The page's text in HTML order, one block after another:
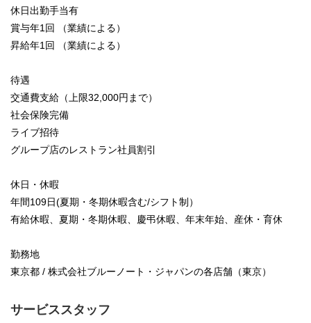
休日出勤手当有
賞与年1回 （業績による）
昇給年1回 （業績による）
待遇
交通費支給（上限32,000円まで）
社会保険完備
ライブ招待
グループ店のレストラン社員割引
休日・休暇
年間109日(夏期・冬期休暇含む/シフト制）
有給休暇、夏期・冬期休暇、慶弔休暇、年末年始、産休・育休
勤務地
東京都 / 株式会社ブルーノート・ジャパンの各店舗（東京）
サービススタッフ